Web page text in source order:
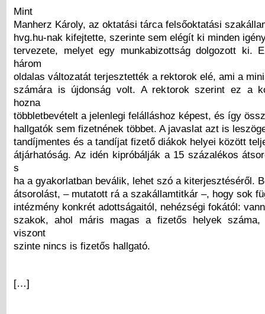
Mint
Manherz Károly, az oktatási tárca felsőoktatási
hvg.hu-nak kifejtette, szerinte sem elégít ki minden
tervezete, melyet egy munkabizottság dolgozott ki.
három
oldalas változatát terjesztették a rektorok elé, ami a
számára is újdonság volt. A rektorok szerint ez a
hozna
többletbevételt a jelenlegi felálláshoz képest, és így
hallgatók sem fizetnének többet. A javaslat azt is
tandíjmentes és a tandíjat fizető diákok helyei között
átjárhatóság. Az idén kipróbálják a 15 százalékos
s
ha a gyakorlatban beválik, lehet szó a kiterjesztéséről.
átsorolást, – mutatott rá a szakállamtitkár –, hogy sok
intézmény konkrét adottságaitól, nehézségi fokától:
szakok, ahol máris magas a fizetős helyek száma,
viszont
szinte nincs is fizetős hallgató.
[…]